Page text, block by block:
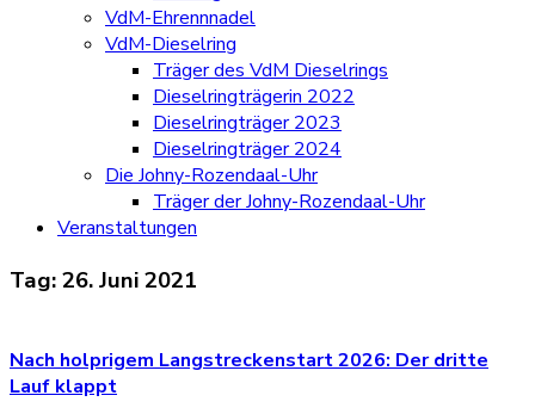
VdM-Ehrennnadel
VdM-Dieselring
Träger des VdM Dieselrings
Dieselringträgerin 2022
Dieselringträger 2023
Dieselringträger 2024
Die Johny-Rozendaal-Uhr
Träger der Johny-Rozendaal-Uhr
Veranstaltungen
Tag:26. Juni 2021
Nach holprigem Langstreckenstart 2026: Der dritte
Lauf klappt